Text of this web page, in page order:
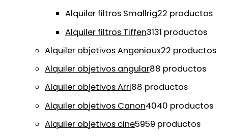
Alquiler filtros Smallrig22 productos
Alquiler filtros Tiffen3131 productos
Alquiler objetivos Angenioux22 productos
Alquiler objetivos angular88 productos
Alquiler objetivos Arri88 productos
Alquiler objetivos Canon4040 productos
Alquiler objetivos cine5959 productos